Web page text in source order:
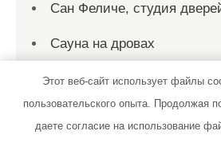
Сан Феличе, студия
Сауна на дровах
Сауна на Заречной
Сауна на Фурманова
Этот веб-сайт использует файлы
пользовательского опыта. Продолжая
даете согласие на использование